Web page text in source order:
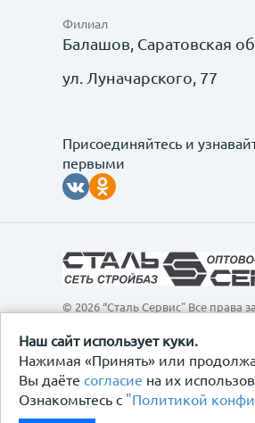
Наш сайт использует куки.
Нажимая «Принять» или
Вы даёте согласие на их
Ознакомьтесь с "Политикой
Филиал
Балашов, Саратовская
ул. Луначарского, 77
Присоединяйтесь и
первыми
© 2026 “Сталь Сервис" Все права
интернет-сайт, а также вся
ценах, предоставленная на нём, носит
исключительно информационный
каких условиях не является
определяемой положениями Статьи